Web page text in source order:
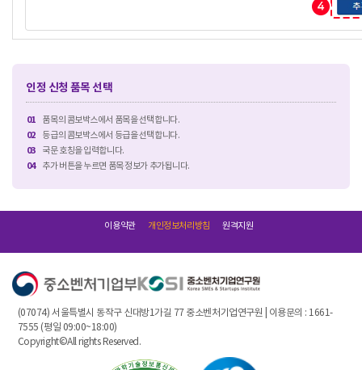
인정 신청 품목 선택
01
품목의 콤보박스에서 품목을 선택합니다.
02
등급의 콤보박스에서 등급을 선택합니다.
03
국문 호칭을 입력합니다.
04
추가 버튼을 누르면 품목 정보가 추가됩니다.
이용약관 개인정보처리방침 원격지원
(07074) 서울특별시 동작구 신대방1가길 77 중소벤처기업연구원 | 이용문의 : 1661-
7555 (평일 09:00~18:00)
Copyright©All rights Reserved.